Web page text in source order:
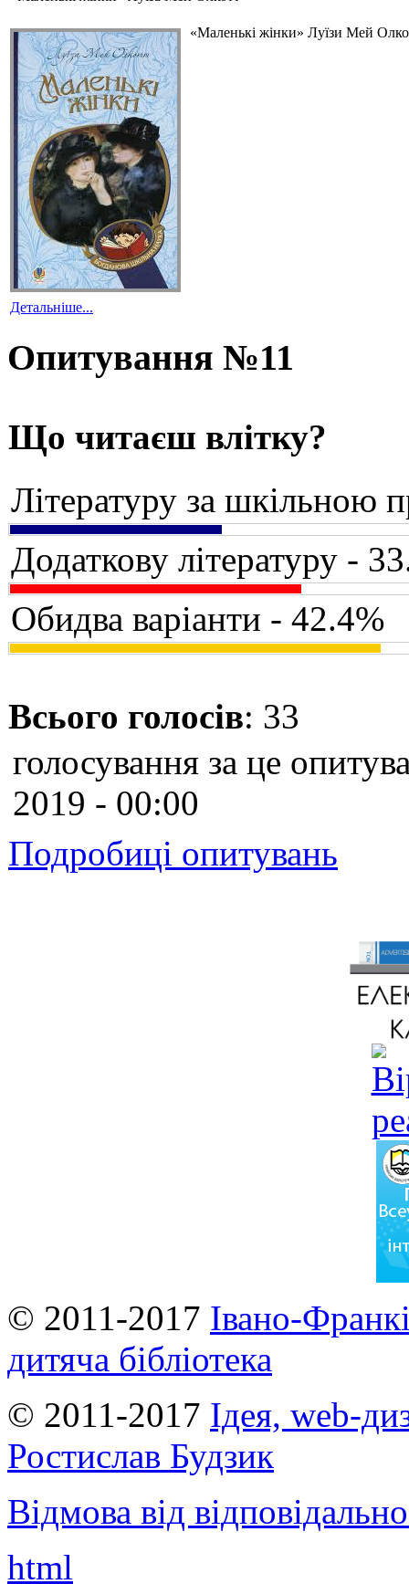
«Маленькі жінки» Луїзи Мей
Детальніше...
Опитування №11
Що читаєш влітку?
Літературу за шкільною
Додаткову літературу -
Обидва варіанти - 42.4%
Всього голосів: 33
голосування за це
2019 - 00:00
Подробиці опитувань
© 2011-2017 Івано-
дитяча бібліотека
© 2011-2017 Ідея, web-
Ростислав Будзик
Відмова від
html